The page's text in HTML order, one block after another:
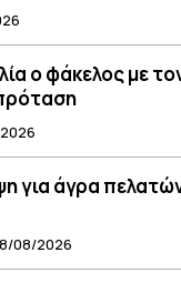
ο φάκελος με
για άγρα
08/2026